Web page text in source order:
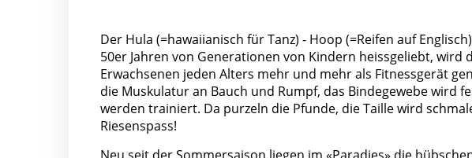
Der Hula (=hawaiianisch für Tanz) - Hoop (=Reifen auf
50er Jahren von Generationen von Kindern heissgeliebt, wird
Erwachsenen jeden Alters mehr und mehr als Fitnessgerät
die Muskulatur an Bauch und Rumpf, das Bindegewebe wird
werden trainiert. Da purzeln die Pfunde, die Taille wird
Riesenspass!